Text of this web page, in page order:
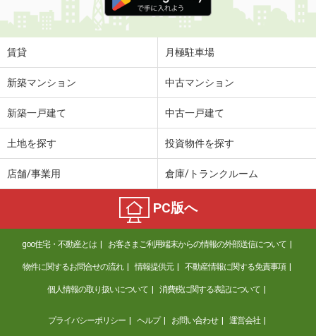
賃貸 月極駐車場
新築マンション 中古マンション
新築一戸建て 中古一戸建て
土地を探す 投資物件を探す
店舗/事業用 倉庫/トランクルーム
PC版へ
goo住宅・不動産とは お客さまご利用端末からの情報の外部送信について
物件に関するお問合せの流れ 情報提供元 不動産情報に関する免責事項
個人情報の取り扱いについて 消費税に関する表記について
プライバシーポリシー ヘルプ お問い合わせ 運営会社